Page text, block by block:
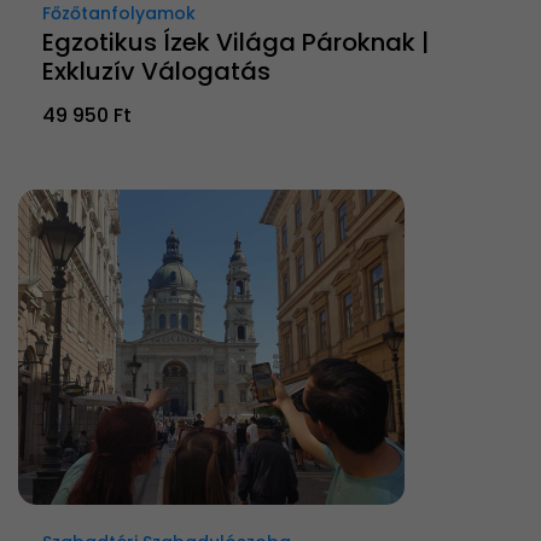
Főzőtanfolyamok
Egzotikus Ízek Világa Pároknak |
Exkluzív Válogatás
49 950 Ft